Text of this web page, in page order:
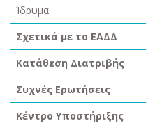
Ίδρυμα
Σχετικά με το ΕΑΔΔ
Κατάθεση Διατριβής
Συχνές Ερωτήσεις
Κέντρο Υποστήριξης